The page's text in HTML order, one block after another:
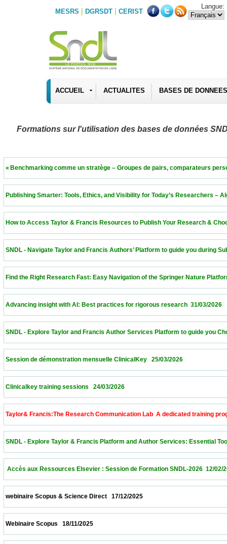
MESRS | DGRSDT | CERIST
Langue:
ACCUEIL ACTUALITES BASES DE DONNEES
Formations sur l'utilisation des bases de données
« Benchmarking comme un stratège – Groupes de pairs,
Publishing Smarter: Tools, Ethics, and Visibility for Today’s
How to Access Taylor & Francis Resources to Publish Your
SNDL - Navigate Taylor and Francis Authors’ Platform to guide you
Find the Right Research Fast: Easy Navigation of the Springer
Advancing insight with AI: Best practices for rigorous research
SNDL - Explore Taylor and Francis Author Services Platform to
Session de démonstration mensuelle ClinicalKey   25/03/2026
Clinicalkey training sessions   24/03/2026
Taylor& Francis:The Research Communication Lab  A dedicated
SNDL - Explore Taylor & Francis Platform and Author Services:
Accès aux Ressources Elsevier : Session de Formation SNDL-
webinaire Scopus & Science Direct   17/12/2025
Webinaire Scopus   18/11/2025